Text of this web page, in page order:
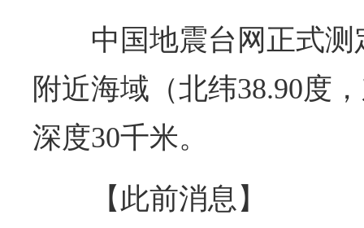
中国地震台网正式测
附近海域（北纬38.90度
深度30千米。
【此前消息】